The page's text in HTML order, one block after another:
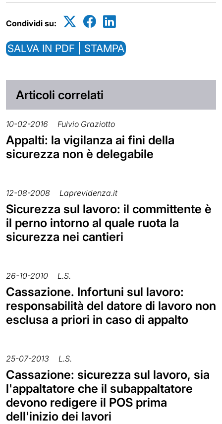
Condividi su:
SALVA IN PDF | STAMPA
Articoli correlati
10-02-2016 Fulvio Graziotto
Appalti: la vigilanza ai fini della
sicurezza non è delegabile
12-08-2008 Laprevidenza.it
Sicurezza sul lavoro: il committente è
il perno intorno al quale ruota la
sicurezza nei cantieri
26-10-2010 L.S.
Cassazione. Infortuni sul lavoro:
responsabilità del datore di lavoro non
esclusa a priori in caso di appalto
25-07-2013 L.S.
Cassazione: sicurezza sul lavoro, sia
l'appaltatore che il subappaltatore
devono redigere il POS prima
dell'inizio dei lavori